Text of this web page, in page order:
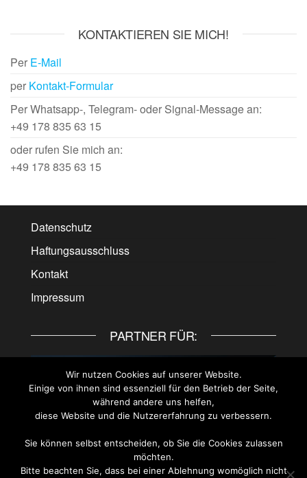
KONTAKTIEREN SIE MICH!
Per E-Mail
per Kontakt-Formular
Per Whatsapp-, Telegram- oder Signal-Message an:
+49 178 835 63 15
oder rufen Sie mich an:
+49 178 835 63 15
Datenschutz
Haftungsausschluss
Kontakt
Impressum
PARTNER FÜR:
Wir nutzen Cookies auf unserer Website.
Einige von ihnen sind essenziell für den Betrieb der Seite,
während andere uns helfen,
diese Website und die Nutzererfahrung zu verbessern.
Sie können selbst entscheiden, ob Sie die Cookies zulassen
möchten.
Bitte beachten Sie, dass bei einer Ablehnung womöglich nicht